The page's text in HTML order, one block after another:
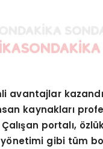
avantajlar
kaynakları
portalı,
gibi tüm